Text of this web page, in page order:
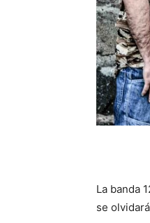
La banda
se